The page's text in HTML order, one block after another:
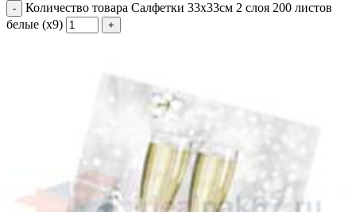
Количество товара Салфетки 33х33см 2 слоя 200 листов
белые (х9)